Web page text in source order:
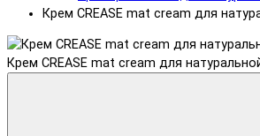
Крем CREASE mat cream для
Крем CREASE mat cream для